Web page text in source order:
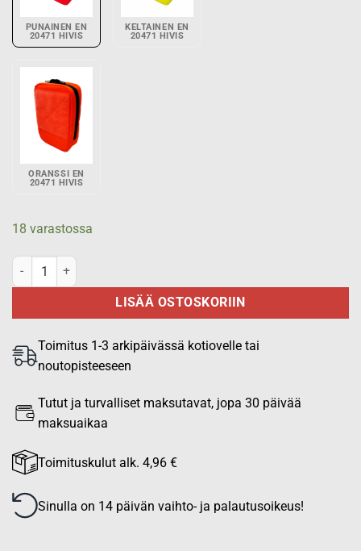
PUNAINEN EN
20471 HIVIS
KELTAINEN EN
20471 HIVIS
ORANSSI EN
20471 HIVIS
18 varastossa
Pienvälinetasku 100 mm x 150 mm, pysty - Punainen EN 20471
LISÄÄ OSTOSKORIIN
Toimitus 1-3 arkipäivässä kotiovelle tai
noutopisteeseen
Tutut ja turvalliset maksutavat, jopa 30 päivää
maksuaikaa
Toimituskulut alk. 4,96 €
Sinulla on 14 päivän vaihto- ja palautusoikeus!